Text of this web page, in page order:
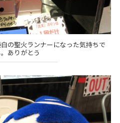
の聖火ランナーになった気持ちで
ありがとう